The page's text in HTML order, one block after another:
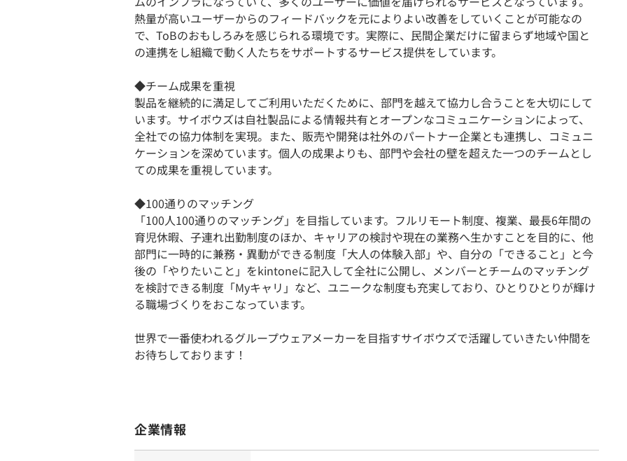
熱量が高いユーザーからのフィードバックを元によりよい改善をしていくことが可能なの
で、ToBのおもしろみを感じられる環境です。実際に、民間企業だけに留まらず地域や国と
の連携をし組織で動く人たちをサポートするサービス提供をしています。
◆チーム成果を重視
製品を継続的に満足してご利用いただくために、部門を越えて協力し合うことを大切にして
います。サイボウズは自社製品による情報共有とオープンなコミュニケーションによって、
全社での協力体制を実現。また、販売や開発は社外のパートナー企業とも連携し、コミュニ
ケーションを深めています。個人の成果よりも、部門や会社の壁を超えた一つのチームとし
ての成果を重視しています。
◆100通りのマッチング
「100人100通りのマッチング」を目指しています。フルリモート制度、複業、最長6年間の
育児休暇、子連れ出勤制度のほか、キャリアの検討や現在の業務へ生かすことを目的に、他
部門に一時的に兼務・異動ができる制度「大人の体験入部」や、自分の「できること」と今
後の「やりたいこと」をkintoneに記入して全社に公開し、メンバーとチームのマッチング
を検討できる制度「Myキャリ」など、ユニークな制度も充実しており、ひとりひとりが輝け
る職場づくりをおこなっています。
世界で一番使われるグループウェアメーカーを目指すサイボウズで活躍していきたい仲間を
お待ちしております！
企業情報